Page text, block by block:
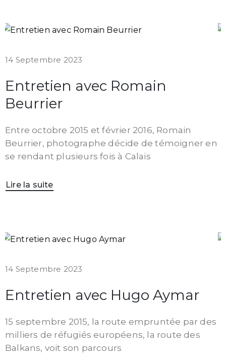
14 Septembre 2023
Entretien avec Romain
Beurrier
Entre octobre 2015 et février 2016, Romain
Beurrier, photographe décide de témoigner en
se rendant plusieurs fois à Calais
Lire la suite
14 Septembre 2023
Entretien avec Hugo Aymar
15 septembre 2015, la route empruntée par des
milliers de réfugiés européens, la route des
Balkans, voit son parcours